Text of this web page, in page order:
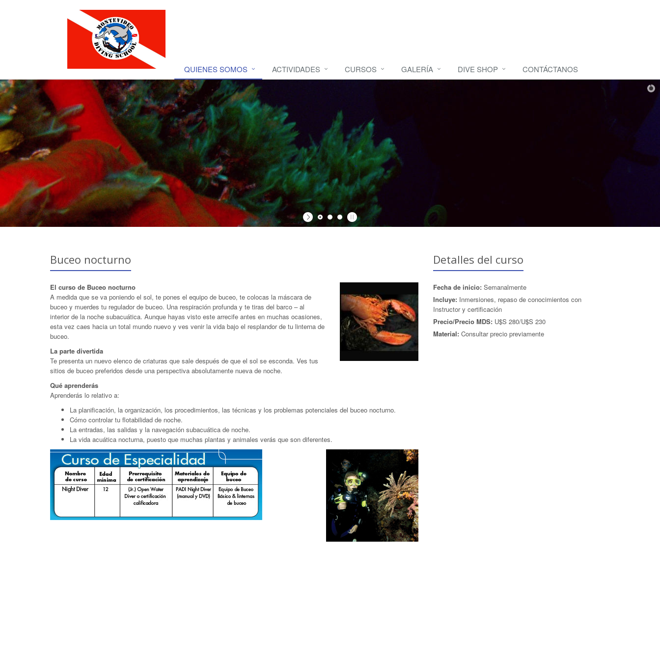
QUIENES SOMOS ACTIVIDADES CURSOS GALERÍA DIVE SHOP CONTÁCTANOS
Buceo nocturno
El curso de Buceo nocturno
A medida que se va poniendo el sol, te pones el equipo de buceo, te colocas la máscara de
buceo y muerdes tu regulador de buceo. Una respiración profunda y te tiras del barco – al
interior de la noche subacuática. Aunque hayas visto este arrecife antes en muchas ocasiones,
esta vez caes hacia un total mundo nuevo y ves venir la vida bajo el resplandor de tu linterna de
buceo.
La parte divertida
Te presenta un nuevo elenco de criaturas que sale después de que el sol se esconda. Ves tus
sitios de buceo preferidos desde una perspectiva absolutamente nueva de noche.
Qué aprenderás
Aprenderás lo relativo a:
La planificación, la organización, los procedimientos, las técnicas y los problemas potenciales del buceo nocturno.
Cómo controlar tu flotabilidad de noche.
La entradas, las salidas y la navegación subacuática de noche.
La vida acuática nocturna, puesto que muchas plantas y animales verás que son diferentes.
Detalles del curso
Fecha de inicio: Semanalmente
Incluye: Inmersiones, repaso de conocimientos con
Instructor y certificación
Precio/Precio MDS: U$S 280/U$S 230
Material: Consultar precio previamente